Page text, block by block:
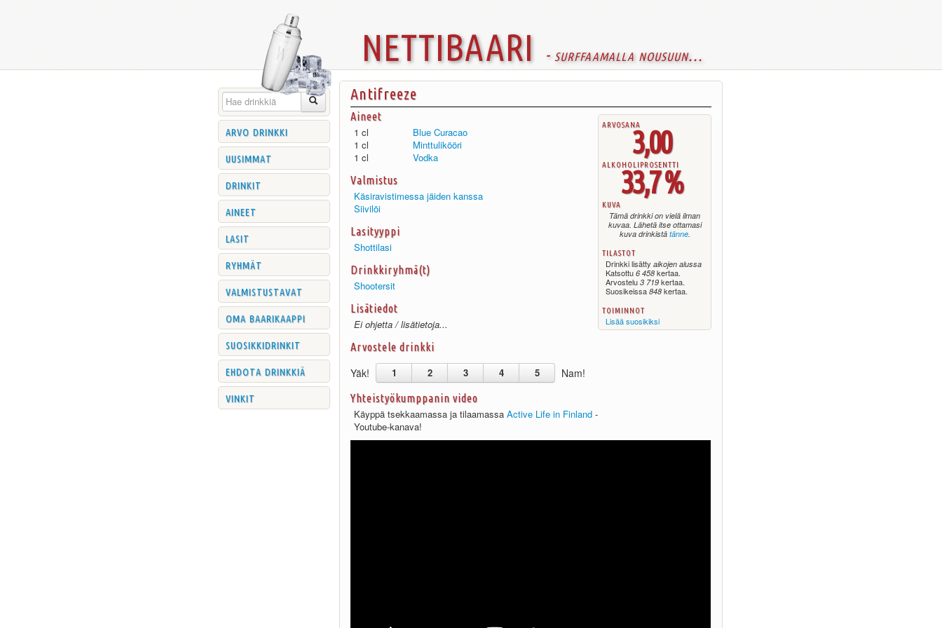
nettibaari - surffaamalla nousuun...
arvo drinkki
uusimmat
drinkit
aineet
lasit
ryhmät
valmistustavat
oma baarikaappi
suosikkidrinkit
ehdota drinkkiä
vinkit
Antifreeze
arvosana
3,00
alkoholiprosentti
33,7 %
kuva
Tämä drinkki on vielä ilman
kuvaa. Lähetä itse ottamasi
kuva drinkistä tänne.
tilastot
Drinkki lisätty aikojen alussa
Katsottu 6 458 kertaa.
Arvostelu 3 719 kertaa.
Suosikeissa 848 kertaa.
toiminnot
Lisää suosikiksi
Aineet
1 cl
Blue Curacao
1 cl
Minttulikööri
1 cl
Vodka
Valmistus
Käsiravistimessa jäiden kanssa
Siivilöi
Lasityyppi
Shottilasi
Drinkkiryhmä(t)
Shootersit
Lisätiedot
Ei ohjetta / lisätietoja...
Arvostele drinkki
Yäk! 1 2 3 4 5 Nam!
Yhteistyökumppanin video
Käyppä tsekkaamassa ja tilaamassa Active Life in Finland -
Youtube-kanava!